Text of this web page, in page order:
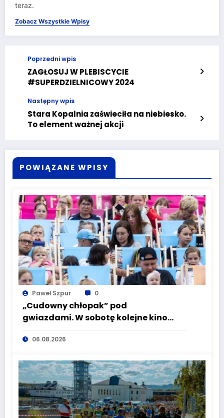
teraz.
Zobacz Wszystkie Wpisy
Poprzedni wpis
ZAGŁOSUJ W PLEBISCYCIE
#SUPERDZIELNICOWY 2024
Następny wpis
Stara Kopalnia zaświeciła na niebiesko.
To element ważnej akcji
POWIĄZANE WPISY
Paweł Szpur 0
„Cudowny chłopak” pod
gwiazdami. W sobotę kolejne kino
plenerowe w Aqua Zdroju
06.08.2026